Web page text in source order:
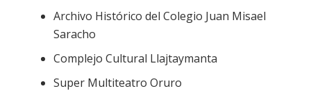
Archivo Histórico del Colegio Juan Misael
Saracho
Complejo Cultural Llajtaymanta
Super Multiteatro Oruro